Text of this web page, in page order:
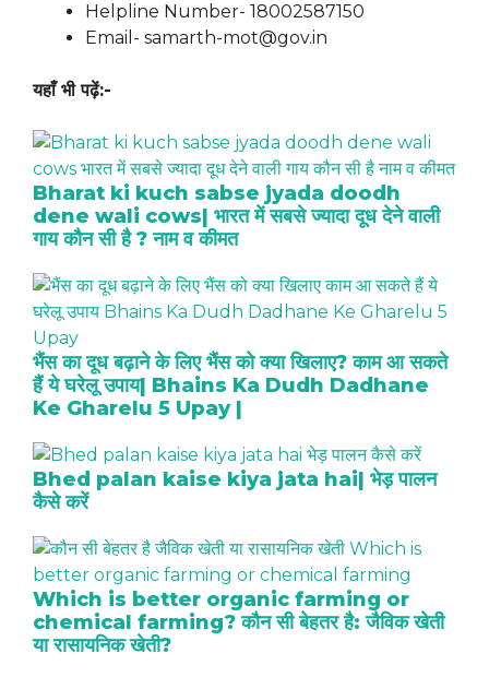
Helpline Number- 18002587150
Email- samarth-mot@gov.in
यहाँ भी पढ़ें:-
Bharat ki kuch sabse jyada doodh
dene wali cows| भारत में सबसे ज्यादा दूध देने वाली
गाय कौन सी है ? नाम व कीमत
भैंस का दूध बढ़ाने के लिए भैंस को क्या खिलाए? काम आ सकते
हैं ये घरेलू उपाय| Bhains Ka Dudh Dadhane
Ke Gharelu 5 Upay |
Bhed palan kaise kiya jata hai| भेड़ पालन
कैसे करें
Which is better organic farming or
chemical farming? कौन सी बेहतर है: जैविक खेती
या रासायनिक खेती?